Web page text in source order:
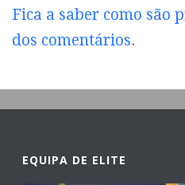
Fica a saber como são
dos comentários.
EQUIPA DE ELITE